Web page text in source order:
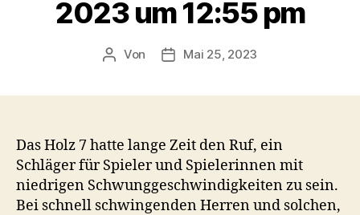
2023 um 12:55 pm
Beitragsautor
Von Veröffentlichungsdatum
Mai 25, 2023
Das Holz 7 hatte lange Zeit den Ruf, ein
Schläger für Spieler und Spielerinnen mit
niedrigen Schwunggeschwindigkeiten zu sein.
Bei schnell schwingenden Herren und solchen,